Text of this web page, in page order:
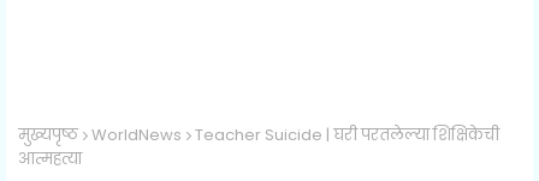
मुख्यपृष्ठ WorldNews
Teacher Suicide | घरी परतलेल्या शिक्षिकेची
आत्महत्या